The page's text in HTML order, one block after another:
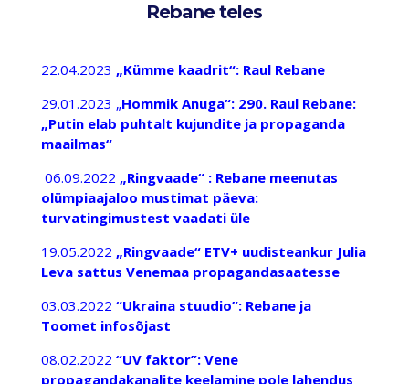
Rebane teles
22.04.2023 „Kümme kaadrit“: Raul Rebane
29.01.2023 „Hommik Anuga“: 290. Raul Rebane:
„Putin elab puhtalt kujundite ja propaganda
maailmas“
06.09.2022 „Ringvaade“ : Rebane meenutas
olümpiaajaloo mustimat päeva:
turvatingimustest vaadati üle
19.05.2022 „Ringvaade“ ETV+ uudisteankur Julia
Leva sattus Venemaa propagandasaatesse
03.03.2022 “Ukraina stuudio”: Rebane ja
Toomet infosõjast
08.02.2022 “UV faktor”: Vene
propagandakanalite keelamine pole lahendus